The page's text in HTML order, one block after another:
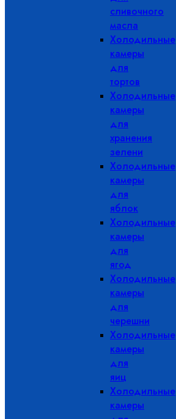
сливочного
масла
Холодильные
камеры
для
тортов
Холодильные
камеры
для
хранения
зелени
Холодильные
камеры
для
яблок
Холодильные
камеры
для
ягод
Холодильные
камеры
для
черешни
Холодильные
камеры
для
яиц
Холодильные
камеры